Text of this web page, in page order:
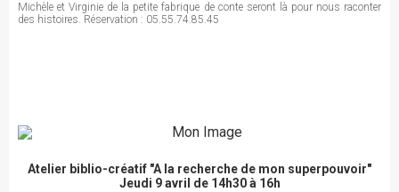
Michèle et Virginie de la petite fabrique de conte seront là pour nous raconter
des histoires. Réservation : 05.55.74.85.45
Atelier biblio-créatif "A la recherche de mon superpouvoir"
Jeudi 9 avril de 14h30 à 16h